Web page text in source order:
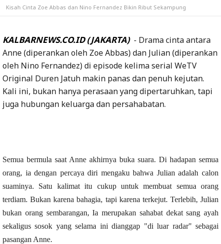
Kisah Cinta Zoe Abbas dan Nino Fernandez Bikin Ribut Sekampung
KALBARNEWS.CO.ID (JAKARTA) - Drama cinta antara
Anne (diperankan oleh Zoe Abbas) dan Julian (diperankan
oleh Nino Fernandez) di episode kelima serial WeTV
Original Duren Jatuh makin panas dan penuh kejutan.
Kali ini, bukan hanya perasaan yang dipertaruhkan, tapi
juga hubungan keluarga dan persahabatan.
Semua bermula saat Anne akhirnya buka suara. Di hadapan semua
orang, ia dengan percaya diri mengaku bahwa Julian adalah calon
suaminya. Satu kalimat itu cukup untuk membuat semua orang
terdiam. Bukan karena bahagia, tapi karena terkejut. Terlebih, Julian
bukan orang sembarangan, Ia merupakan sahabat dekat sang ayah
sekaligus sosok yang selama ini dianggap "di luar radar" sebagai
pasangan Anne.